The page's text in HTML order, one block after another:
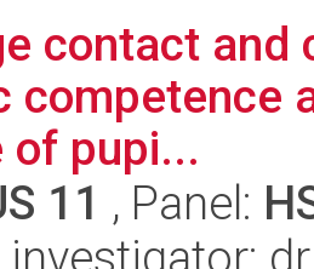
contact
competence
of pupi...
11 , Panel: